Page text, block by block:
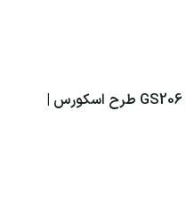
ترازو دیجیتال شیشه‌ای بیورر مدل GS206 طرح اسکورس |